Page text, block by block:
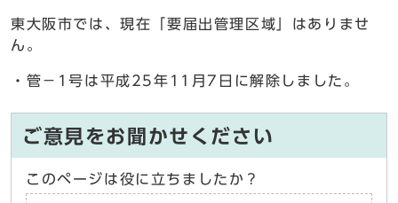
東大阪市では、現在「要届出管理区域」はありませ
ん。
・管－1号は平成25年11月7日に解除しました。
ご意見をお聞かせください
このページは役に立ちましたか？